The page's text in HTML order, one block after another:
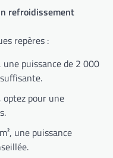
refroidissement
repères :
une puissance de 2 000
optez pour une
une puissance